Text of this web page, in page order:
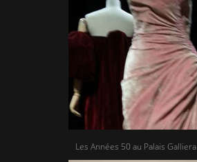
Les Années 50 au Palais Galliera